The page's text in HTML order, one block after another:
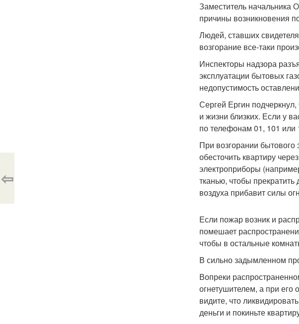
Заместитель начальника
причины возникновения
Людей, ставших
возгорание все-таки
Инспекторы надзора
эксплуатации бытовых
недопустимость
Сергей Ергин
и жизни близких. Если у
по телефонам 01, 101 или
При возгорании бытового
обесточить квартиру
электроприборы
тканью, чтобы
воздуха прибавит силы
Если пожар возник и
помешает
чтобы в остальные
В сильно задымленном
Вопреки
огнетушителем, а при его
видите, что
деньги и покиньте
⇦